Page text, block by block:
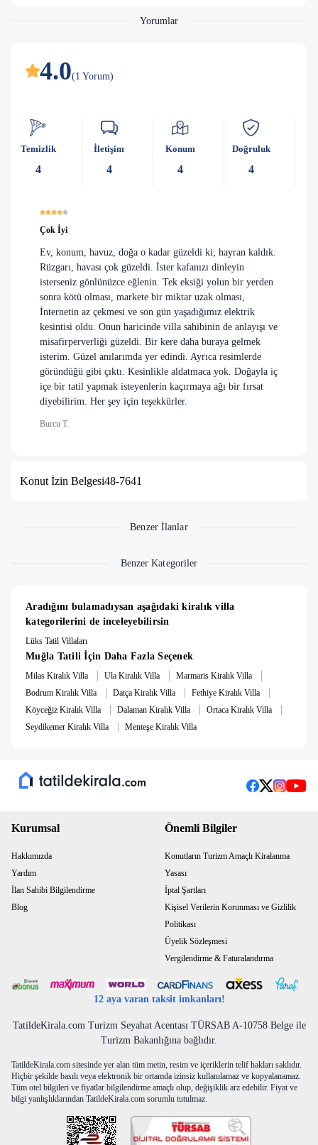
manzarasının harmanlandığı konforlu tatil villamızda keyifli
eğlenebilirsiniz.
NOT: Girişte 3.000 TL hasar depozitosu alınmaktadır.
Yorumlar
4.0(1 Yorum)
Temizlik
4
İletişim
4
Konum
4
Doğruluk
4
Çok İyi
Ev, konum, havuz, doğa o kadar güzeldi ki; hayran kaldık.
Rüzgarı, havası çok güzeldi. İster kafanızı dinleyin
isterseniz gönlünüzce eğlenin. Tek eksiği yolun bir yerden
sonra kötü olması, markete bir miktar uzak olması,
İnternetin az çekmesi ve son gün yaşadığımız elektrik
kesintisi oldu. Onun haricinde villa sahibinin de anlayışı ve
misafirperverliği güzeldi. Bir kere daha buraya gelmek
isterim. Güzel anılarımda yer edindi. Ayrıca resimlerde
göründüğü gibi çıktı. Kesinlikle aldatmaca yok. Doğayla iç
içe bir tatil yapmak isteyenlerin kaçırmaya ağı bir fırsat
diyebilirim. Her şey için teşekkürler.
Burcu T.
Konut İzin Belgesi48-7641
Benzer İlanlar
Benzer Kategoriler
Aradığını bulamadıysan aşağıdaki kiralık villa
kategorilerini de inceleyebilirsin
Lüks Tatil Villaları
Muğla Tatili İçin Daha Fazla Seçenek
Milas Kiralık Villa | Ula Kiralık Villa | Marmaris Kiralık Villa |
Bodrum Kiralık Villa | Datça Kiralık Villa | Fethiye Kiralık Villa |
Köyceğiz Kiralık Villa | Dalaman Kiralık Villa | Ortaca Kiralık Villa |
Seydikemer Kiralık Villa | Menteşe Kiralık Villa
Kurumsal
Hakkımızda
Yardım
İlan Sahibi Bilgilendirme
Blog
Önemli Bilgiler
Konutların Turizm Amaçlı Kiralanma
Yasası
İptal Şartları
Kişisel Verilerin Korunması ve Gizlilik
Politikası
Üyelik Sözleşmesi
Vergilendirme & Faturalandırma
12 aya varan taksit imkanları!
TatildeKirala.com Turizm Seyahat Acentası TÜRSAB A-10758 Belge ile
Turizm Bakanlığına bağlıdır.
TatildeKirala.com sitesinde yer alan tüm metin, resim ve içeriklerin telif hakları saklıdır.
Hiçbir şekilde basılı veya elektronik bir ortamda izinsiz kullanılamaz ve kopyalanamaz.
Tüm otel bilgileri ve fiyatlar bilgilendirme amaçlı olup, değişiklik arz edebilir. Fiyat ve
bilgi yanlışlıklarından TatildeKirala.com sorumlu tutulmaz.